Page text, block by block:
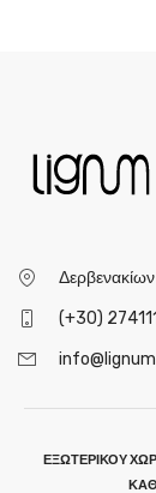
(+30)
ΕΞΩΤΕΡΙΚΟΥ